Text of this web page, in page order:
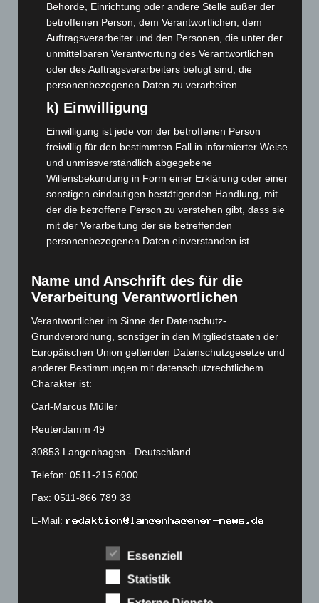
September 2023(133)
August 2023(134)
Juli 2023(118)
Juni 2023 (142)
Mai 2023
April 2023(155)
März 2023(174)
Februar 2023(154)
Januar 2023(140)
Dezember 2022(130)
November 2022(167)
Oktober 2022(166)
August 2022(166)
Mai 2022(177)
April 2022(198)
Januar 2022(190)
Dezember 2021(204)
November 2021(215)
Oktober 2021(171)
September 2021(180)
(154)
Behörde, Einrichtung oder andere Stelle außer der
betroffenen Person, dem Verantwortlichen, dem
Auftragsverarbeiter und den Personen, die unter der
unmittelbaren Verantwortung des Verantwortlichen
oder des Auftragsverarbeiters befugt sind, die
personenbezogenen Daten zu verarbeiten.
k) Einwilligung
Einwilligung ist jede von der betroffenen Person
freiwillig für den bestimmten Fall in informierter Weise
und unmissverständlich abgegebene
Willensbekundung in Form einer Erklärung oder einer
sonstigen eindeutigen bestätigenden Handlung, mit
der die betroffene Person zu verstehen gibt, dass sie
mit der Verarbeitung der sie betreffenden
personenbezogenen Daten einverstanden ist.
Name und Anschrift des für die
Verarbeitung Verantwortlichen
Verantwortlicher im Sinne der Datenschutz-
Grundverordnung, sonstiger in den Mitgliedstaaten der
Europäischen Union geltenden Datenschutzgesetze und
anderer Bestimmungen mit datenschutzrechtlichem
Charakter ist:
Carl-Marcus Müller
Reuterdamm 49
30853 Langenhagen - Deutschland
Telefon: 0511-215 6000
Fax: 0511-866 789 33
E-Mail:
Die Internetseiten verwenden Cookies. Cookies sind
Textdateien, welche über einen Internetbrowser auf
Essenziell
Statistik